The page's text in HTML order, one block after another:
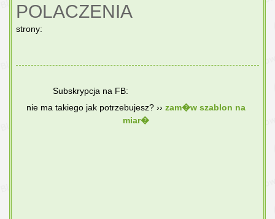
POLACZENIA
strony:
Subskrypcja na FB:
nie ma takiego jak potrzebujesz? ›› zam�w szablon na
miar�